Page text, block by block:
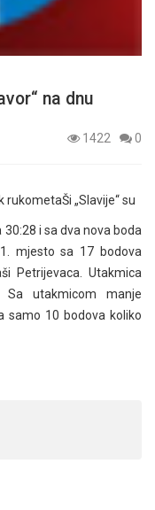
na dnu
1422
0
rukometaŠi „Slavije“ su
i sa dva nova boda
mjesto sa 17 bodova
Petrijevaca. Utakmica
Sa utakmicom manje
samo 10 bodova koliko